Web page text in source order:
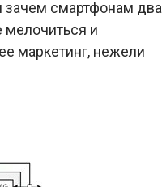
зачем смартфонам два
и
маркетинг, нежели